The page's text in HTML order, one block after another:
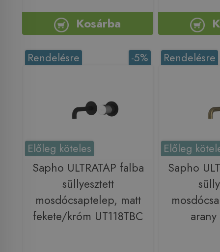
Kosárba
-5%
Rendelésre
Előleg köteles
Sapho ULTRATAP falba
süllyesztett
mosdócsaptelep, matt
fekete/króm UT118TBC
Rendelésre
Előleg
Sapho
arany